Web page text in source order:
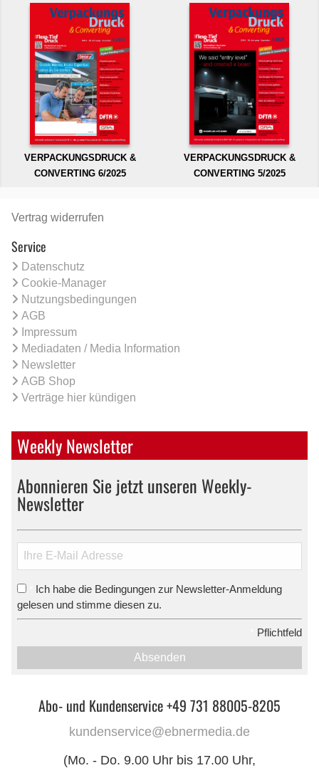
VERPACKUNGSDRUCK &
CONVERTING 6/2025
VERPACKUNGSDRUCK &
CONVERTING 5/2025
Vertrag widerrufen
Service
Datenschutz
Cookie-Manager
Nutzungsbedingungen
AGB
Impressum
Mediadaten / Media Information
Newsletter
AGB Shop
Verträge hier kündigen
Weekly Newsletter
Abonnieren Sie jetzt unseren Weekly-
Newsletter
Ich habe die Bedingungen zur Newsletter-Anmeldung
gelesen und stimme diesen zu.
Pflichtfeld
Absenden
Abo- und Kundenservice +49 731 88005-8205
kundenservice@ebnermedia.de
(Mo. - Do. 9.00 Uhr bis 17.00 Uhr,